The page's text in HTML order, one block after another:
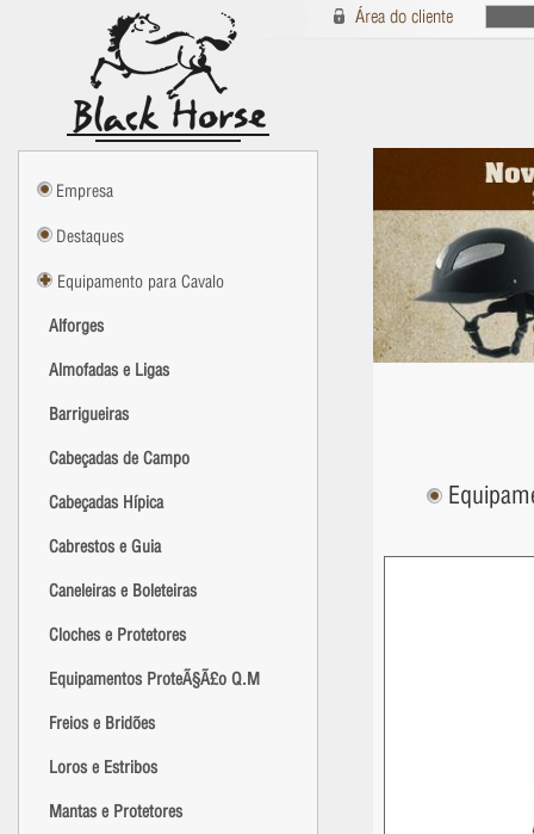
Empresa
Destaques
Equipamento para Cavalo
Alforges
Almofadas e Ligas
Barrigueiras
Cabeçadas de Campo
Cabeçadas Hípica
Cabrestos e Guia
Caneleiras e Boleteiras
Cloches e Protetores
Equipamentos ProteÃ§Ã£o Q.M
Freios e Bridões
Loros e Estribos
Mantas e Protetores